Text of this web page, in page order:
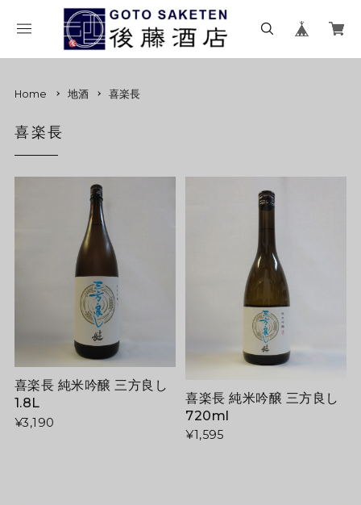
Home 地酒 喜楽長
喜楽長
喜楽長 純米吟醸 三方良し
1.8L
¥3,190
喜楽長 純米吟醸 三方良し
720ml
¥1,595